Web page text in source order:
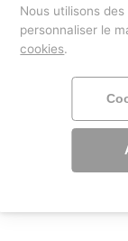
Téléphone
Nous utilisons
personnaliser le
cookies.